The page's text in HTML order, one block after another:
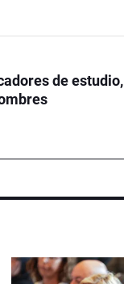
de estudio,